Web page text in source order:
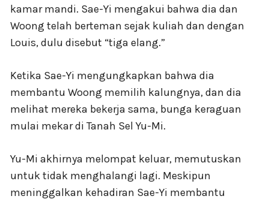
kamar mandi. Sae-Yi mengakui bahwa dia dan
Woong telah berteman sejak kuliah dan dengan
Louis, dulu disebut “tiga elang.”
Ketika Sae-Yi mengungkapkan bahwa dia
membantu Woong memilih kalungnya, dan dia
melihat mereka bekerja sama, bunga keraguan
mulai mekar di Tanah Sel Yu-Mi.
Yu-Mi akhirnya melompat keluar, memutuskan
untuk tidak menghalangi lagi. Meskipun
meninggalkan kehadiran Sae-Yi membantu